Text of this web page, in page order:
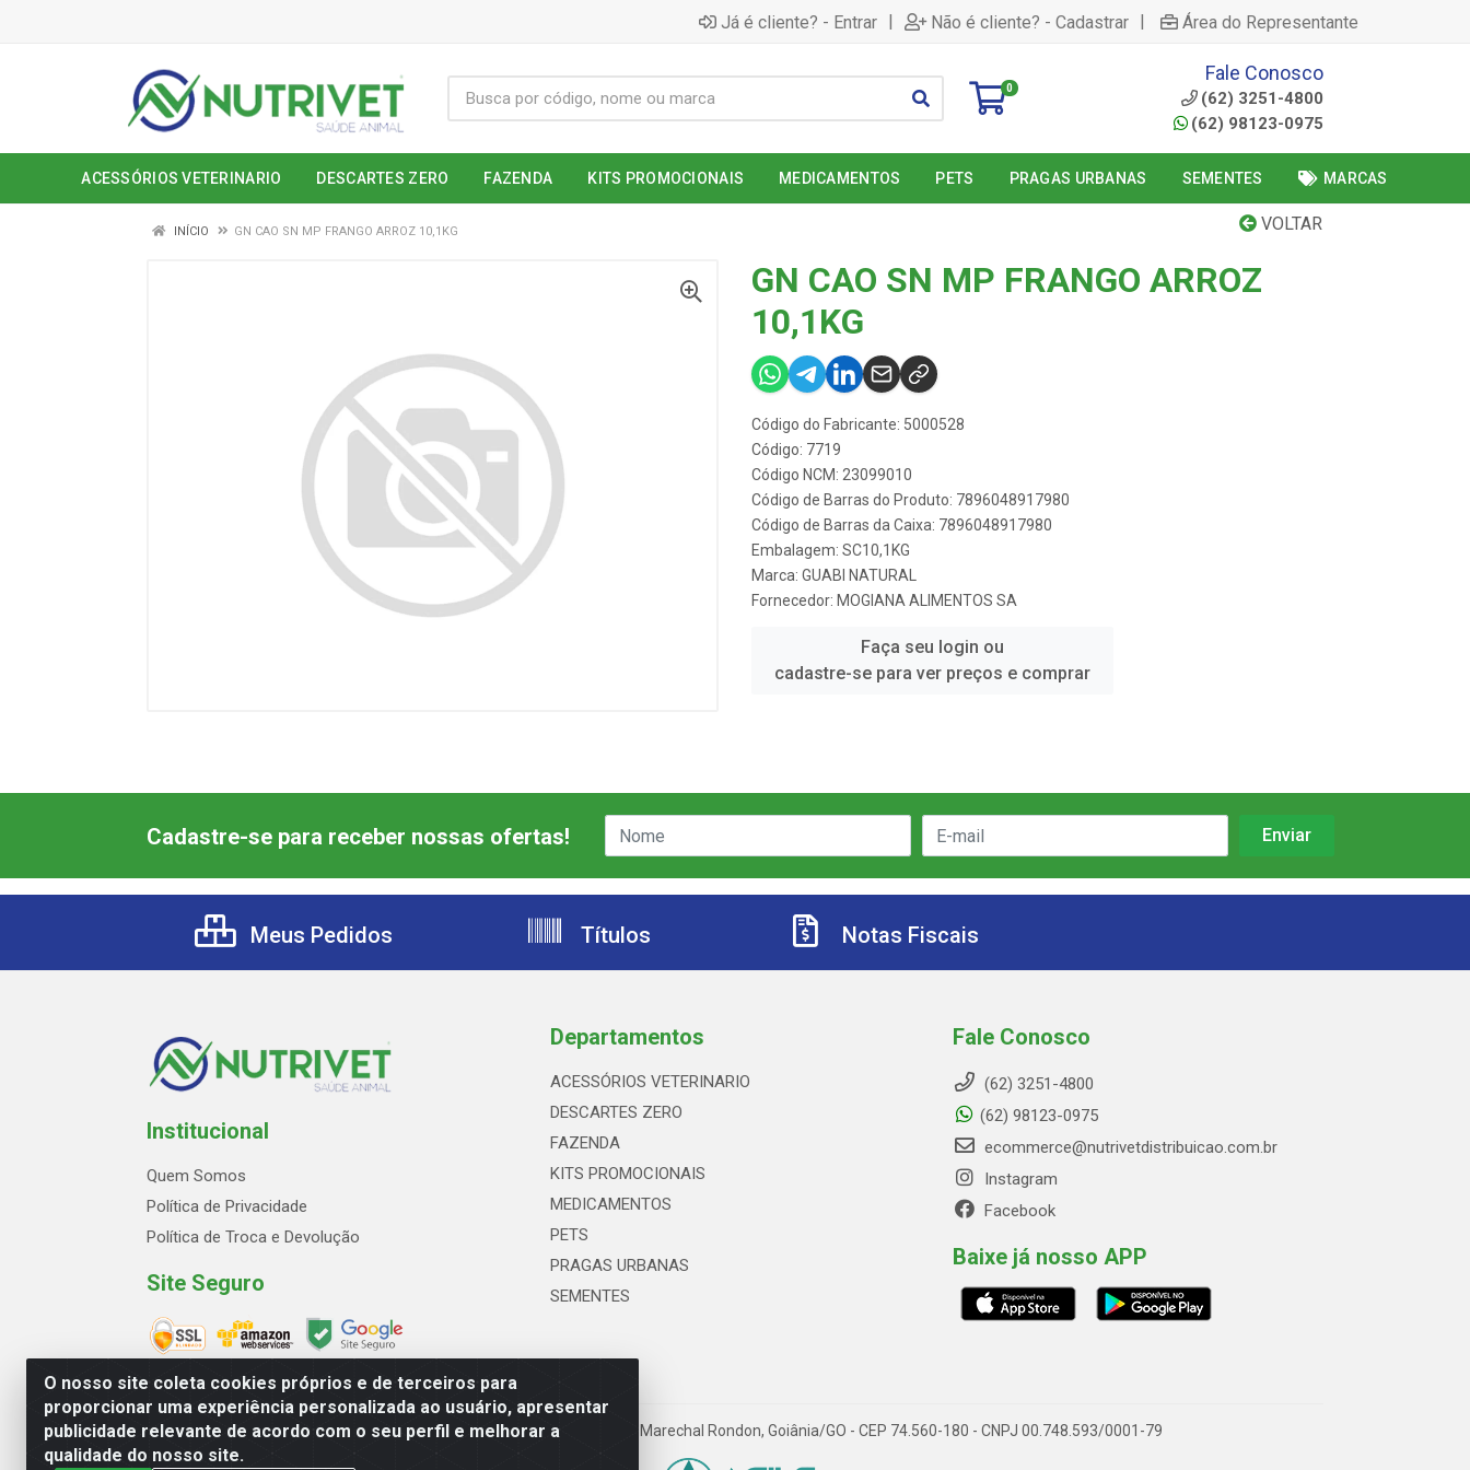
Já é cliente? - Entrar | Não é cliente? - Cadastrar | Área do Representante
0
Fale Conosco
(62) 3251-4800
(62) 98123-0975
ACESSÓRIOS VETERINARIO DESCARTES ZERO FAZENDA KITS PROMOCIONAIS MEDICAMENTOS PETS PRAGAS URBANAS SEMENTES MARCAS
VOLTAR
INÍCIO GN CAO SN MP FRANGO ARROZ 10,1KG
GN CAO SN MP FRANGO ARROZ
10,1KG
Código do Fabricante: 5000528
Código: 7719
Código NCM: 23099010
Código de Barras do Produto: 7896048917980
Código de Barras da Caixa: 7896048917980
Embalagem: SC10,1KG
Marca: GUABI NATURAL
Fornecedor: MOGIANA ALIMENTOS SA
Faça seu login ou
cadastre-se para ver preços e comprar
O nosso site coleta cookies próprios e de terceiros para
proporcionar uma experiência personalizada ao usuário, apresentar
publicidade relevante de acordo com o seu perfil e melhorar a
qualidade do nosso site.
Cadastre-se para receber nossas ofertas!
Meus Pedidos Títulos Notas Fiscais
Institucional
Quem Somos
Política de Privacidade
Política de Troca e Devolução
Site Seguro
Departamentos
ACESSÓRIOS VETERINARIO
DESCARTES ZERO
FAZENDA
KITS PROMOCIONAIS
MEDICAMENTOS
PETS
PRAGAS URBANAS
SEMENTES
Fale Conosco
(62) 3251-4800
(62) 98123-0975
ecommerce@nutrivetdistribuicao.com.br
Instagram
Facebook
Baixe já nosso APP
Avenida Marginal Norte, 266, Quadrai Lt 16 - Set Marechal Rondon, Goiânia/GO - CEP 74.560-180 - CNPJ 00.748.593/0001-79